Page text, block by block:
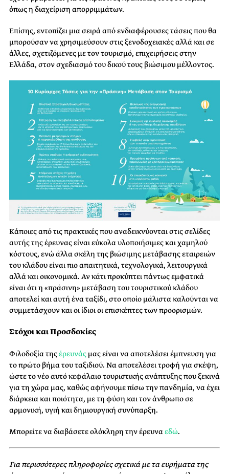
όπως η διαχείριση απορριμμάτων.
Επίσης, εντοπίζει μια σειρά από ενδιαφέρουσες τάσεις που θα
μπορούσαν να χρησιμεύσουν στις ξενοδοχειακές αλλά και σε
άλλες, σχετιζόμενες με τον τουρισμό, επιχειρήσεις στην
Ελλάδα, στον σχεδιασμό του δικού τους βιώσιμου μέλλοντος.
Κάποιες από τις πρακτικές που αναδεικνύονται στις σελίδες
αυτής της έρευνας είναι εύκολα υλοποιήσιμες και χαμηλού
κόστους, ενώ άλλα σκέλη της βιώσιμης μετάβασης εταιρειών
του κλάδου είναι πιο απαιτητικά, τεχνολογικά, λειτουργικά
αλλά και οικονομικά. Αν κάτι προκύπτει πάντως εμφατικά
είναι ότι η «πράσινη» μετάβαση του τουριστικού κλάδου
αποτελεί και αυτή ένα ταξίδι, στο οποίο μάλιστα καλούνται να
συμμετάσχουν και οι ίδιοι οι επισκέπτες των προορισμών.
Στόχοι και Προσδοκίες
Φιλοδοξία τηςέρευνάς μας είναι να αποτελέσει έμπνευση για
το πρώτο βήμα του ταξιδιού. Να αποτελέσει τροφή για σκέψη,
ώστε το νέο αυτό κεφάλαιο τουριστικής ανάπτυξης που ξεκινά
για τη χώρα μας, καθώς αφήνουμε πίσω την πανδημία, να έχει
διάρκεια και ποιότητα, με τη φύση και τον άνθρωπο σε
αρμονική, υγιή και δημιουργική συνύπαρξη.
Μπορείτε να διαβάσετε ολόκληρη την έρευναεδώ.
Για περισσότερες πληροφορίες σχετικά με τα ευρήματα της